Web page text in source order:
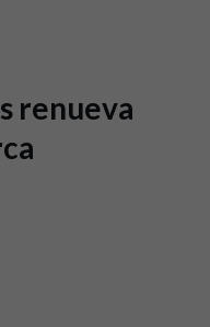
renueva